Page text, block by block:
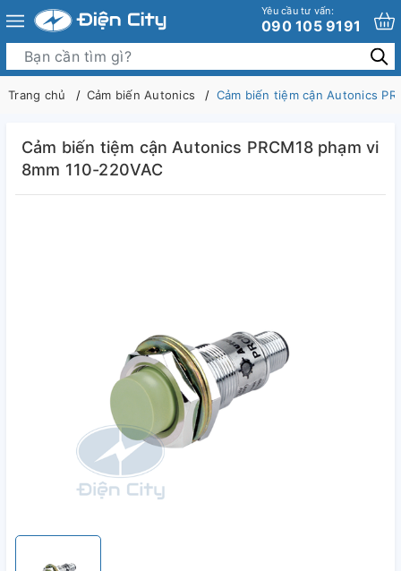
Yêu cầu tư vấn:
090 105 9191
Trang chủ Cảm biến Autonics Cảm biến tiệm cận Autonics
Cảm biến tiệm cận Autonics PRCM18 phạm vi
8mm 110-220VAC